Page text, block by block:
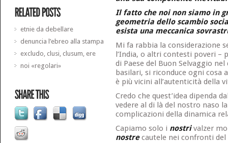
etnie da debellare
denuncia l’ebreo alla stampa
excludo, clusi, clusum, ere
noi «regolari»
Il fatto che noi non siamo in
geometria dello scambio
esista una meccanica
Mi fa rabbia la considerazione
l’India, o altri contesti poveri –
di Paese del Buon Selvaggio
basilari, si riconduce ogni cosa
è più vicini all’autenticità della
Credo che quest’idea dipenda
vedere al di là del nostro naso
complicazioni della dinamica
Capiamo solo i nostrivalzer
nostrecautele nei confronti